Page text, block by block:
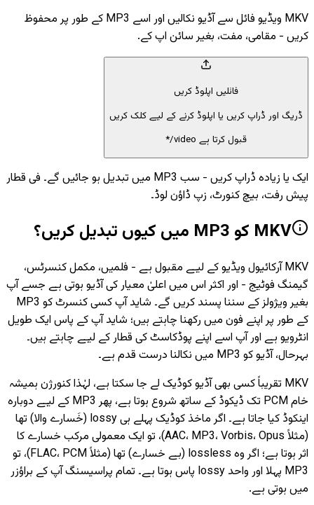
MKV ویڈیو فائل سے آڈیو نکالیں اور اسے MP3 کے طور پر محفوظ
کریں - مقامی، مفت، بغیر سائن اپ کے.
فائلیں اپلوڈ کریں
ڈریگ اور ڈراپ کریں یا اپلوڈ کرنے کے لیے کلک کریں
قبول کرتا ہے video/*
ایک یا زیادہ ڈراپ کریں - سب MP3 میں تبدیل ہو جائیں گے۔ فی قطار
پیش رفت، بیچ کنورٹ، زپ ڈاؤن لوڈ۔
MKV کو MP3 میں کیوں تبدیل کریں؟
MKV آرکائیول ویڈیو کے لیے مقبول ہے - فلمیں، مکمل کنسرٹس،
گیمنگ فوٹیج - اور اکثر اس میں اعلیٰ معیار کی آڈیو ہوتی ہے جسے آپ
بغیر ویژولز کے سننا پسند کریں گے۔ شاید آپ کسی کنسرٹ کو MP3
کے طور پر اپنے فون میں رکھنا چاہتے ہیں؛ شاید آپ کے پاس ایک طویل
انٹرویو ہے اور آپ اسے اپنے پوڈکاسٹ کی قطار کے لیے چاہتے ہیں۔
بہرحال، آڈیو کو MP3 میں نکالنا درست قدم ہے۔
MKV تقریباً کسی بھی آڈیو کوڈیک لے جا سکتا ہے، لہٰذا کنورژن ہمیشہ
خام PCM تک ڈیکوڈ کے ساتھ شروع ہوتا ہے، پھر MP3 کے لیے دوبارہ
اینکوڈ کیا جاتا ہے۔ اگر ماخذ کوڈیک پہلے ہی lossy (خَسارے والا) تھا
(مثلاً AAC، MP3، Vorbis، Opus)، تو ایک معمولی مرکب خسارے کا
اثر ہوتا ہے؛ اگر وہ lossless (بے خسارے) تھا (مثلاً FLAC، PCM)، تو
MP3 پہلا اور واحد lossy پاس ہوتا ہے۔ تمام پراسیسنگ آپ کے براؤزر
میں ہوتی ہے.